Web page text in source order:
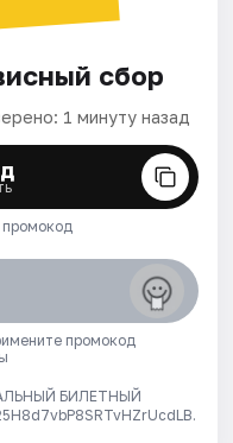
сбор
1 минуту назад
промокод
промокод
БИЛЕТНЫЙ